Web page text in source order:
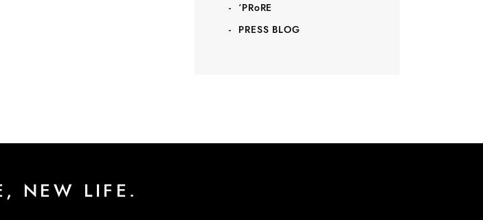
‘PRoRE
PRESS BLOG
NEW LIFE.